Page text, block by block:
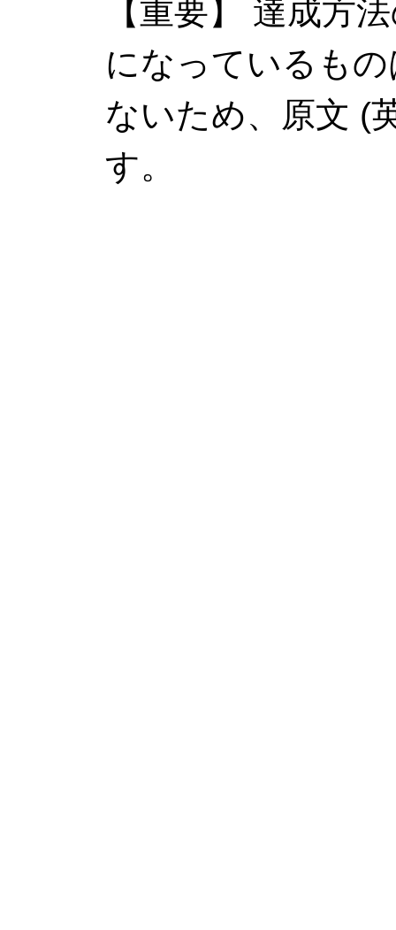
【重要】 達成方
になっているも
ないため、原文 (
す。